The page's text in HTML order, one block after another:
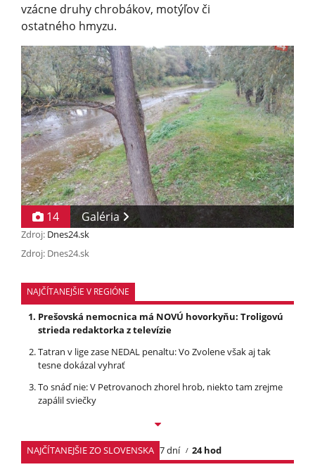
vzácne druhy chrobákov, motýľov či
ostatného hmyzu.
14 Galéria
Zdroj: Dnes24.sk
Zdroj: Dnes24.sk
NAJČÍTANEJŠIE V REGIÓNE
Prešovská nemocnica má NOVÚ hovorkyňu: Troligovú
strieda redaktorka z televízie
Tatran v lige zase NEDAL penaltu: Vo Zvolene však aj tak
tesne dokázal vyhrať
To snáď nie: V Petrovanoch zhorel hrob, niekto tam zrejme
zapálil sviečky
NAJČÍTANEJŠIE ZO SLOVENSKA 7 dní 24 hod